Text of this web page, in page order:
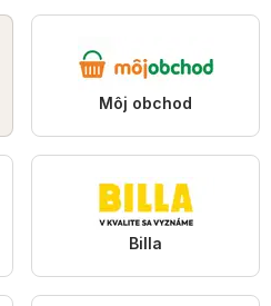
Môj obchod
Billa